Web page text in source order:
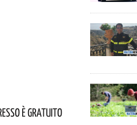
È Gratuito